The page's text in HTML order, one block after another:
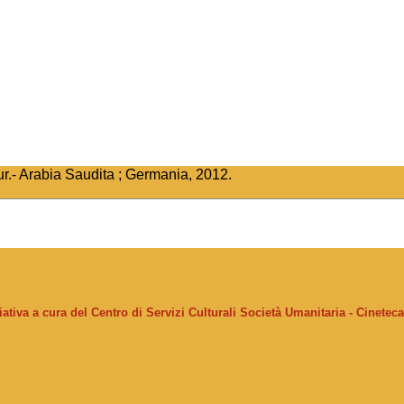
Arabia Saudita ; Germania, 2012.
a cura del Centro di Servizi Culturali Società Umanitaria -